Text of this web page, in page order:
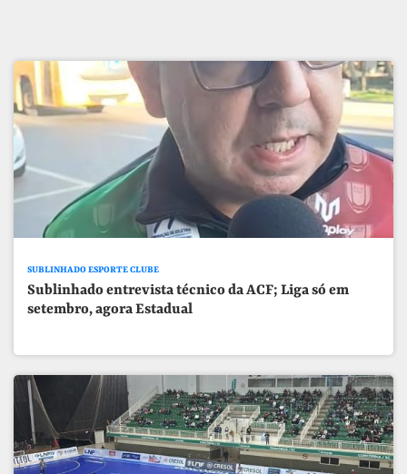
SUBLINHADO ESPORTE CLUBE
Sublinhado entrevista técnico da ACF; Liga só em
setembro, agora Estadual